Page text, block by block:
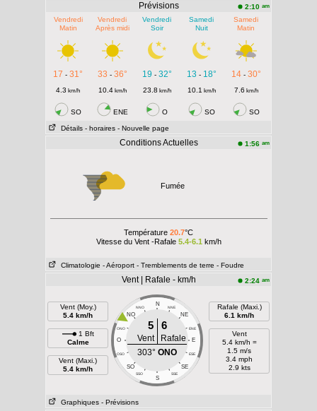
Prévisions 2:10 am
Vendredi
Matin
Vendredi
Après midi
Vendredi
Soir
Samedi
Nuit
Samedi
Matin
17 - 31° 33 - 36° 19 - 32° 13 - 18° 14- 30°
4.3 km/h 10.4km/h 23.8 km/h 10.1 km/h 7.6 km/h
SO ENE O SO SO
Détails - horaires - Nouvelle page
Conditions Actuelles 1:56 am
Fumée
Température 20.7°C
Vitesse du Vent -Rafale 5.4-6.1 km/h
Climatologie - Aéroport - Tremblements de terre - Foudre
Vent | Rafale - km/h 2:24 am
Vent (Moy.)
5.4 km/h
1 Bft
Calme
Vent (Maxi.)
5.4 km/h
N
NNO NNE
NO NE
ONO ENE
O E
OSO ESE
SO SE
SSO SSE
S
5 6
Vent
Rafale
303° ONO
Rafale (Maxi.)
6.1 km/h
Vent
5.4 km/h =
1.5 m/s
3.4 mph
2.9 kts
Graphiques - Prévisions